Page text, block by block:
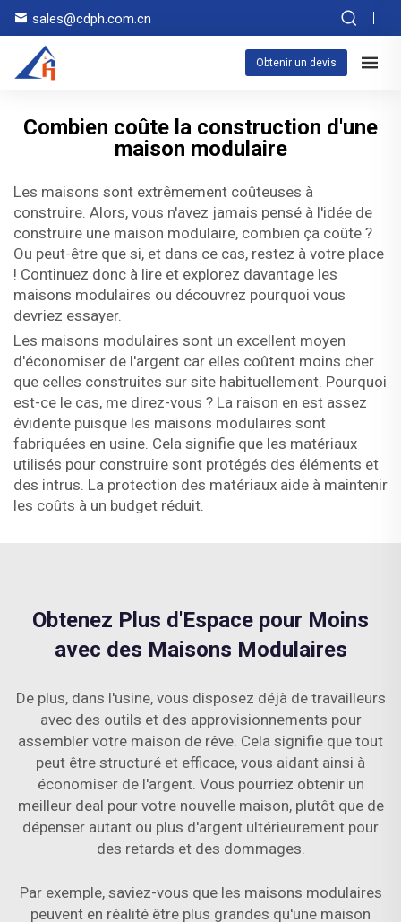
sales@cdph.com.cn
Obtenir un devis
Combien coûte la construction d'une
maison modulaire
Les maisons sont extrêmement coûteuses à
construire. Alors, vous n'avez jamais pensé à l'idée de
construire une maison modulaire, combien ça coûte ?
Ou peut-être que si, et dans ce cas, restez à votre place
! Continuez donc à lire et explorez davantage les
maisons modulaires ou découvrez pourquoi vous
devriez essayer.
Les maisons modulaires sont un excellent moyen
d'économiser de l'argent car elles coûtent moins cher
que celles construites sur site habituellement. Pourquoi
est-ce le cas, me direz-vous ? La raison en est assez
évidente puisque les maisons modulaires sont
fabriquées en usine. Cela signifie que les matériaux
utilisés pour construire sont protégés des éléments et
des intrus. La protection des matériaux aide à maintenir
les coûts à un budget réduit.
Obtenez Plus d'Espace pour Moins
avec des Maisons Modulaires
De plus, dans l'usine, vous disposez déjà de travailleurs
avec des outils et des approvisionnements pour
assembler votre maison de rêve. Cela signifie que tout
peut être structuré et efficace, vous aidant ainsi à
économiser de l'argent. Vous pourriez obtenir un
meilleur deal pour votre nouvelle maison, plutôt que de
dépenser autant ou plus d'argent ultérieurement pour
des retards et des dommages.
Par exemple, saviez-vous que les maisons modulaires
peuvent en réalité être plus grandes qu'une maison